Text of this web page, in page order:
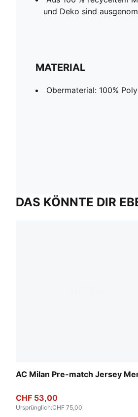
und Deko sind
MATERIAL
Obermaterial: 100%
DAS KÖNNTE DIR
AC Milan Pre-match Jersey
CHF 53,00
Ursprünglich:CHF 75,00